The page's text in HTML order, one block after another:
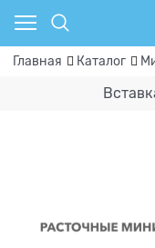
Главная Каталог